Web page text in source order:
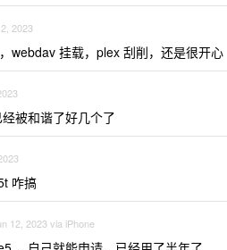
2023
webdav 挂载，plex 刮削，还是很开心
被和谐了好几个了
咋搞
12, 2023 via iPhone